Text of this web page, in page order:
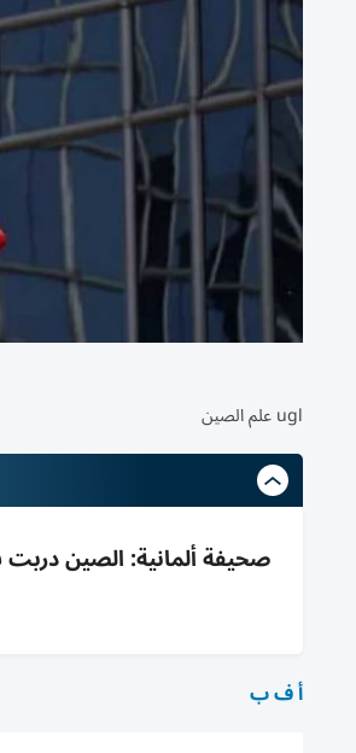
ugl علم الصين
صحيفة ألمانية: الصين
أ ف ب